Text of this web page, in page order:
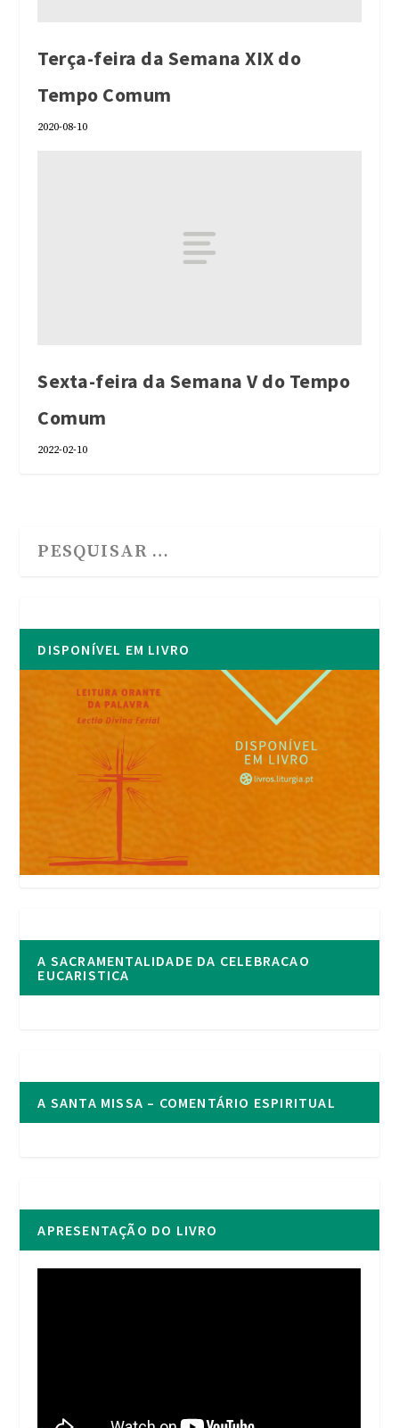
Terça-feira da Semana XIX do
Tempo Comum
2020-08-10
Sexta-feira da Semana V do Tempo
Comum
2022-02-10
DISPONÍVEL EM LIVRO
A SACRAMENTALIDADE DA CELEBRACAO
EUCARISTICA
A SANTA MISSA – COMENTÁRIO ESPIRITUAL
APRESENTAÇÃO DO LIVRO